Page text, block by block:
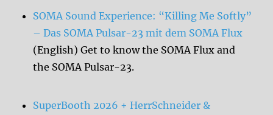
SOMA Sound Experience: “Killing Me Softly”
– Das SOMA Pulsar-23 mit dem SOMA Flux
(English) Get to know the SOMA Flux and
the SOMA Pulsar-23.
SuperBooth 2026 + HerrSchneider &